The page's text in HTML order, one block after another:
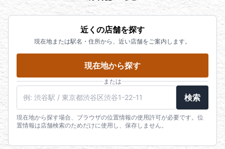
近くの店舗を探す
現在地または駅名・住所から、近い店舗をご案内します。
現在地から探す
または
検索
現在地から探す場合、ブラウザの位置情報の使用許可が必要です。位
置情報は店舗検索のためだけに使用し、保存しません。